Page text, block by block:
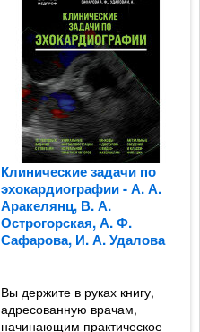
Клинические задачи по
эхокардиографии - А. А.
Аракелянц, В. А.
Острогорская, А. Ф.
Сафарова, И. А. Удалова
Вы держите в руках книгу,
адресованную врачам,
начинающим практическое